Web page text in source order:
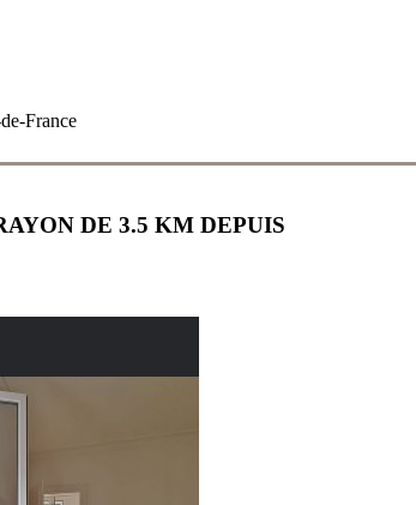
France
DE 3.5 KM DEPUIS